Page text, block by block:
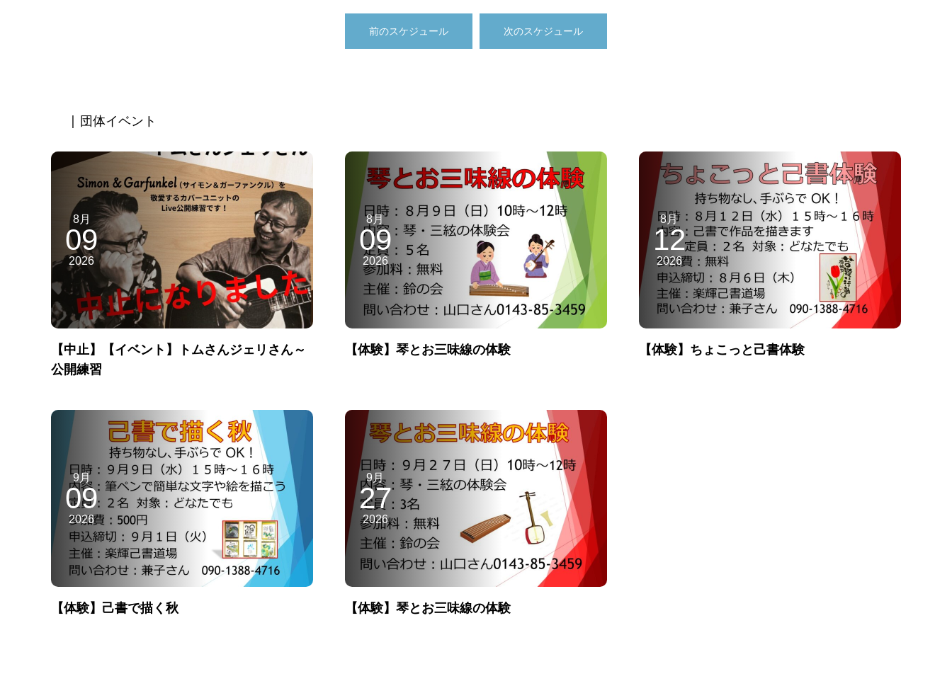
前のスケジュール 次のスケジュール
| 団体イベント
8月
09
2026
【中止】【イベント】トムさんジェリさん～
公開練習
8月
09
2026
【体験】琴とお三味線の体験
8月
12
2026
【体験】ちょこっと己書体験
9月
09
2026
【体験】己書で描く秋
9月
27
2026
【体験】琴とお三味線の体験